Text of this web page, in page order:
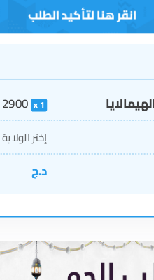
1
2900
إختر الولاية
د.ج